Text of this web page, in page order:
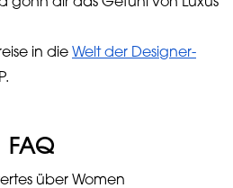
in die Welt der Designer-
FAQ
über Women